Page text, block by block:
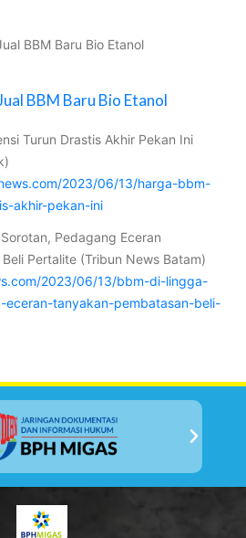
BBM Baru Bio Etanol
BBM Baru Bio Etanol
Turun Drastis Akhir Pekan Ini
2023/06/13/harga-bbm-
akhir-pekan-ini
Pedagang Eceran
Pertalite (Tribun News Batam)
2023/06/13/bbm-di-lingga-
eceran-tanyakan-pembatasan-beli-